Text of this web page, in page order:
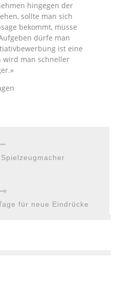
hingegen der
sollte man sich
bekommt, müsse
dürfe man
ist eine
wird man schneller
für neue Eindrücke